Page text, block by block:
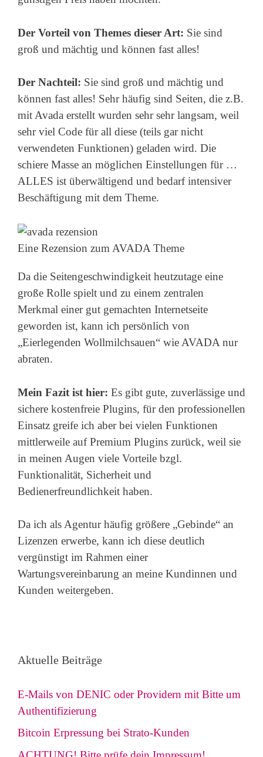
Der Vorteil von Themes dieser Art: Sie sind
groß und mächtig und können fast alles!
Der Nachteil: Sie sind groß und mächtig und
können fast alles! Sehr häufig sind Seiten, die z.B.
mit Avada erstellt wurden sehr sehr langsam, weil
sehr viel Code für all diese (teils gar nicht
verwendeten Funktionen) geladen wird. Die
schiere Masse an möglichen Einstellungen für …
ALLES ist überwältigend und bedarf intensiver
Beschäftigung mit dem Theme.
Eine Rezension zum AVADA Theme
Da die Seitengeschwindigkeit heutzutage eine
große Rolle spielt und zu einem zentralen
Merkmal einer gut gemachten Internetseite
geworden ist, kann ich persönlich von
„Eierlegenden Wollmilchsauen“ wie AVADA nur
abraten.
Mein Fazit ist hier: Es gibt gute, zuverlässige und
sichere kostenfreie Plugins, für den professionellen
Einsatz greife ich aber bei vielen Funktionen
mittlerweile auf Premium Plugins zurück, weil sie
in meinen Augen viele Vorteile bzgl.
Funktionalität, Sicherheit und
Bedienerfreundlichkeit haben.
Da ich als Agentur häufig größere „Gebinde“ an
Lizenzen erwerbe, kann ich diese deutlich
vergünstigt im Rahmen einer
Wartungsvereinbarung an meine Kundinnen und
Kunden weitergeben.
Aktuelle Beiträge
E-Mails von DENIC oder Providern mit Bitte um
Authentifizierung
Bitcoin Erpressung bei Strato-Kunden